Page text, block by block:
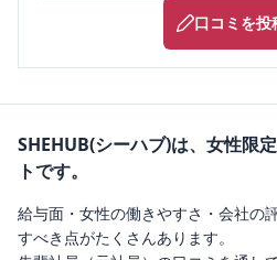
口コミを投
SHEHUB(シーハブ)は、女性限
トです。
給与面・女性の働きやすさ・会社の
すべき点がたくさんあります。